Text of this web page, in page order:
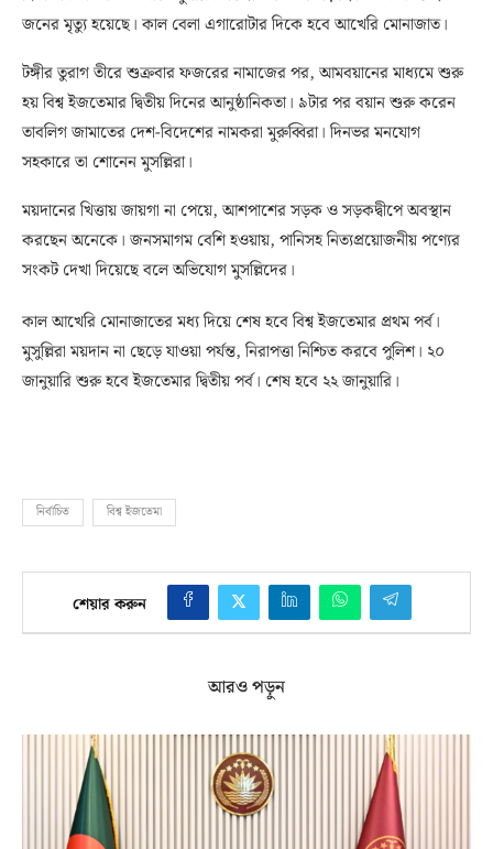
জনের মৃত্যু হয়েছে। কাল বেলা এগারোটার দিকে হবে আখেরি মোনাজাত।
টঙ্গীর তুরাগ তীরে শুক্রবার ফজরের নামাজের পর, আমবয়ানের মাধ্যমে শুরু
হয় বিশ্ব ইজতেমার দ্বিতীয় দিনের আনুষ্ঠানিকতা। ৯টার পর বয়ান শুরু করেন
তাবলিগ জামাতের দেশ-বিদেশের নামকরা মুরুব্বিরা। দিনভর মনযোগ
সহকারে তা শোনেন মুসল্লিরা।
ময়দানের খিত্তায় জায়গা না পেয়ে, আশপাশের সড়ক ও সড়কদ্বীপে অবস্থান
করছেন অনেকে। জনসমাগম বেশি হওয়ায়, পানিসহ নিত্যপ্রয়োজনীয় পণ্যের
সংকট দেখা দিয়েছে বলে অভিযোগ মুসল্লিদের।
কাল আখেরি মোনাজাতের মধ্য দিয়ে শেষ হবে বিশ্ব ইজতেমার প্রথম পর্ব।
মুসুল্লিরা ময়দান না ছেড়ে যাওয়া পর্যন্ত, নিরাপত্তা নিশ্চিত করবে পুলিশ। ২০
জানুয়ারি শুরু হবে ইজতেমার দ্বিতীয় পর্ব। শেষ হবে ২২ জানুয়ারি।
নির্বাচিত বিশ্ব ইজতেমা
শেয়ার করুন
আরও পড়ুন